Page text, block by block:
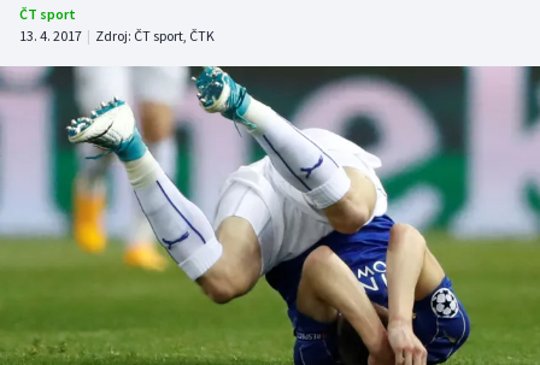
Atletika
Cyklistika
DALŠÍ SPORTY
Americký fotbal
Baseball a softbal
NEPŘEHLÉDNĚTE
Soutěže
ČT sport
13. 4. 2017 | Zdroj: ČT sport, ČTK